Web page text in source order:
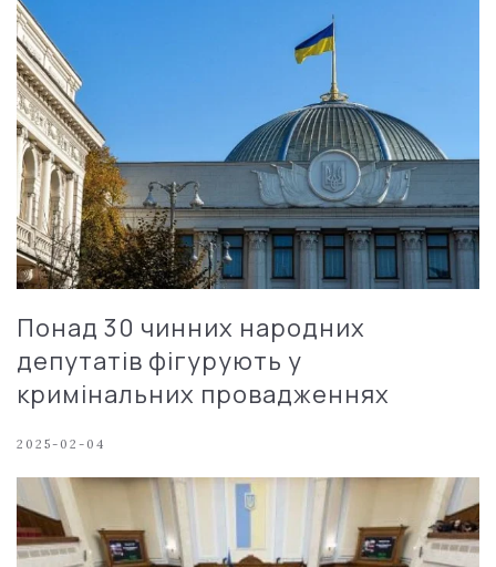
Понад 30 чинних народних
депутатів фігурують у
кримінальних провадженнях
2025-02-04